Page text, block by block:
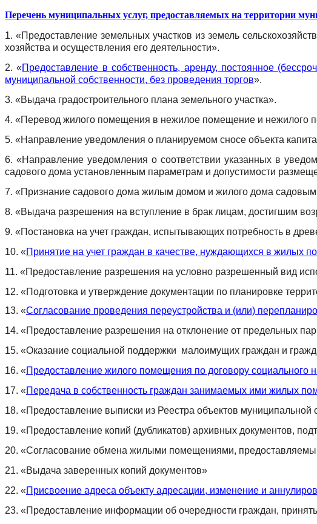
Перечень муниципальных услуг, предоставляемых на территории
1. «Предоставление земельных участков из земель
хозяйства и осуществления его деятельности».
2. «Предоставление в собственность, аренду, постоянное
муниципальной собственности, без проведения торгов».
3. «Выдача градостроительного плана земельного участка».
4. «Перевод жилого помещения в нежилое помещение и нежилого
5. «Направление уведомления о планируемом сносе объекта
6. «Направление уведомления о соответствии указанных в
садового дома установленным параметрам и допустимости
7. «Признание садового дома жилым домом и жилого дома
8. «Выдача разрешения на вступление в брак лицам, достигшим
9. «Постановка на учет граждан, испытывающих потребность в
10. «Принятие на учет граждан в качестве, нуждающихся в жилых
11. «Предоставление разрешения на условно разрешенный вид
12. «Подготовка и утверждение документации по планировке
13. «Согласование проведения переустройства и (или)
14. «Предоставление разрешения на отклонение от предельных
15. «Оказание социальной поддержки малоимущих граждан и
16. «Предоставление жилого помещения по договору социального
17. «Передача в собственность граждан занимаемых ими жилых
18. «Предоставление выписки из Реестра объектов муниципальной
19. «Предоставление копий (дубликатов) архивных документов,
20. «Согласование обмена жилыми помещениями,
21. «Выдача заверенных копий документов»
22. «Присвоение адреса объекту адресации, изменение и
23. «Предоставление информации об очередности граждан,